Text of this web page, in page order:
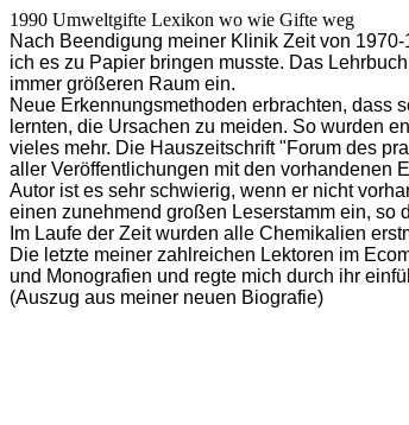
1990 Umweltgifte Lexikon wo wie Gifte weg
Nach Beendigung meiner Klinik Zeit von
ich es zu Papier bringen musste. Das
immer größeren Raum ein.
Neue Erkennungsmethoden erbrachten, dass
lernten, die Ursachen zu meiden. So wurden
vieles mehr. Die Hauszeitschrift "Forum des
aller Veröffentlichungen mit den vorhandenen
Autor ist es sehr schwierig, wenn er nicht
einen zunehmend großen Leserstamm ein, so
Im Laufe der Zeit wurden alle Chemikalien
Die letzte meiner zahlreichen Lektoren im
und Monografien und regte mich durch ihr
(Auszug aus meiner neuen Biografie)